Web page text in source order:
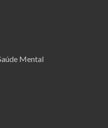
Mental